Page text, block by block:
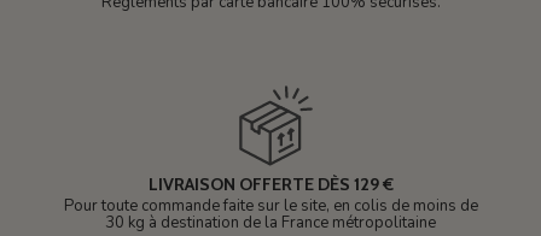
LIVRAISON OFFERTE DÈS 129 €
Pour toute commande faite sur le site, en colis de moins de
30 kg à destination de la France métropolitaine